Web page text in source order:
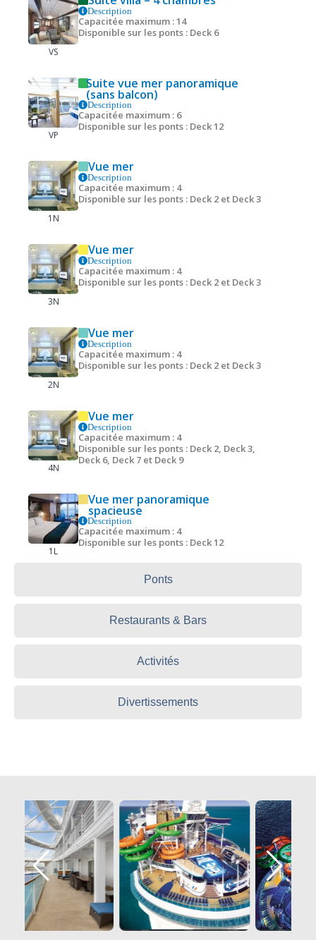
Ponts
Restaurants & Bars
Activités
Divertissements
VS
Description
Capacitée maximum : 14
Disponible sur les ponts : Deck 6
VP
Suite vue mer panoramique
(sans balcon)
Description
Capacitée maximum : 6
Disponible sur les ponts : Deck 12
1N
Vue mer
Description
Capacitée maximum : 4
Disponible sur les ponts : Deck 2 et Deck 3
3N
Vue mer
Description
Capacitée maximum : 4
Disponible sur les ponts : Deck 2 et Deck 3
2N
Vue mer
Description
Capacitée maximum : 4
Disponible sur les ponts : Deck 2 et Deck 3
4N
Vue mer
Description
Capacitée maximum : 4
Disponible sur les ponts : Deck 2, Deck 3,
Deck 6, Deck 7 et Deck 9
1L
Vue mer panoramique
spacieuse
Description
Capacitée maximum : 4
Disponible sur les ponts : Deck 12